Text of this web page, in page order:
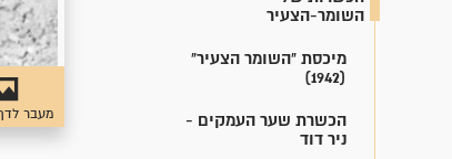
השומר-הצעיר
מיכסת "השומר הצעיר"
(1942)
הכשרת שער העמקים -
ניר דוד
מעבר